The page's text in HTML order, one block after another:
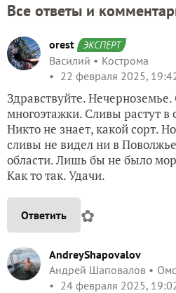
Все ответы и
orest ЭКСПЕРТ
Василий
Кострома
22 февраля 2025,
Здравствуйте.
многоэтажки. Сливы растут в
Никто не знает, какой сорт.
сливы не видел ни в
области. Лишь бы не было
Как то так. Удачи.
Ответить ✿
AndreyShapovalov
Андрей Шаповалов
24 февраля 2025,